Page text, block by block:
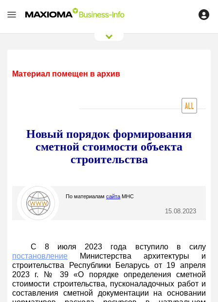
Материал помещен в архив
Новый порядок формирования
сметной стоимости объекта
строительства
По материалам сайта МНС
15.08.2023
С 8 июля 2023 года вступило в силу
постановление Министерства архитектуры и
строительства Республики Беларусь от 19 апреля
2023 г. № 39 «О порядке определения сметной
стоимости строительства, пусконаладочных работ и
составления сметной документации на основании